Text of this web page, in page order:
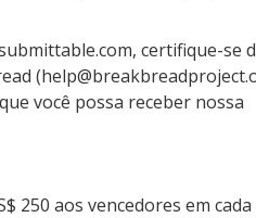
certifique-se
você possa receber nossa
250 aos vencedores em